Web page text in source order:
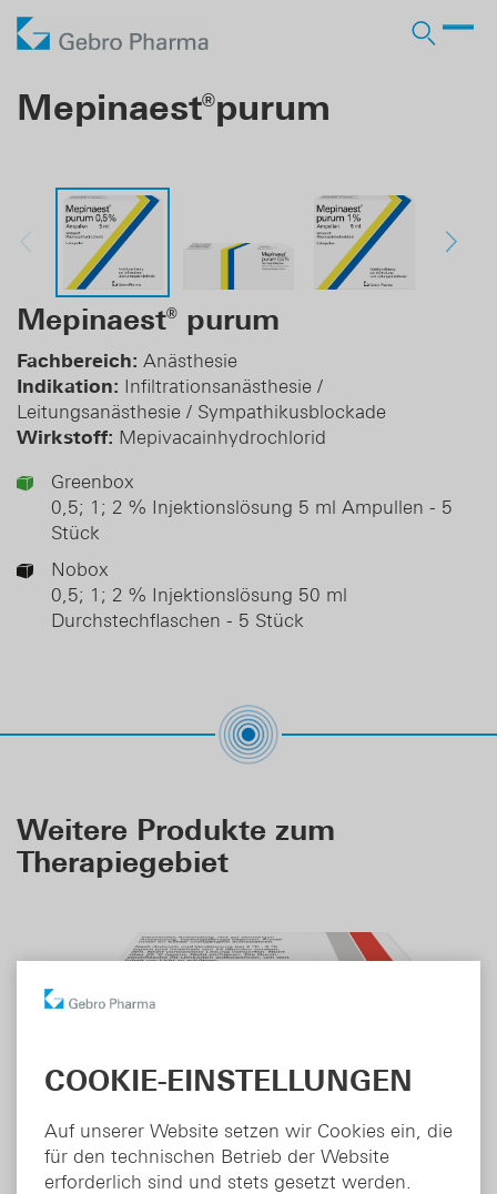
Verantwortung
Geschichte
Produkte
OTC Marken
Partner Lohnherstellung
Pharma Services
Business Development
Licensing-out
Karriere
Arbeiten bei Gebro
Lehre
Login Ärzte
Login Apotheken
DEEN
Mepinaest®purum
Mepinaest® purum
Fachbereich: Anästhesie
Indikation: Infiltrationsanästhesie /
Leitungsanästhesie / Sympathikusblockade
Wirkstoff: Mepivacainhydrochlorid
Greenbox
0,5; 1; 2 % Injektionslösung 5 ml Ampullen - 5
Stück
Nobox
0,5; 1; 2 % Injektionslösung 50 ml
Durchstechflaschen - 5 Stück
Weitere Produkte zum
Therapiegebiet
Sugammadex
COOKIE-EINSTELLUNGEN
Auf unserer Website setzen wir Cookies ein, die
für den technischen Betrieb der Website
erforderlich sind und stets gesetzt werden.